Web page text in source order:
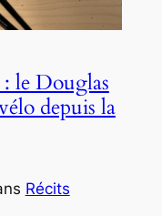
le Douglas
depuis la
Récits